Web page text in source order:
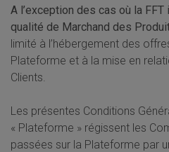
A l’exception des cas où la
qualité de Marchand des
limité à l’hébergement des
Plateforme et à la mise en
Clients.
Les présentes Conditions
« Plateforme » régissent les
passées sur la Plateforme par